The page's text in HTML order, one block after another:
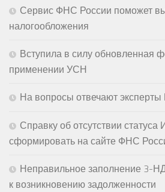
Сервис ФНС России поможет
налогообложения
Вступила в силу обновленная
применении УСН
На вопросы отвечают
Справку об отсутствии
сформировать на сайте ФНС
Неправильное заполнение 3-
к возникновению задолженности